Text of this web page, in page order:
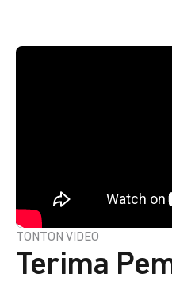
TONTON VIDEO
Terima